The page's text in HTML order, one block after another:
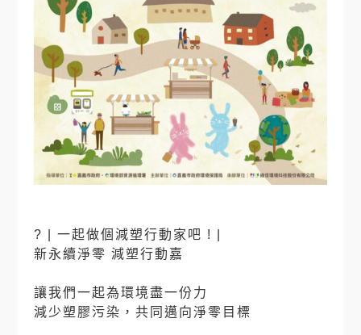
?
| 一起做個減塑行動家吧 ! |
新永續淨零 減塑行動嘉
讓我們一起為環境盡一份力
減少塑膠污染，共同邁向淨零目標